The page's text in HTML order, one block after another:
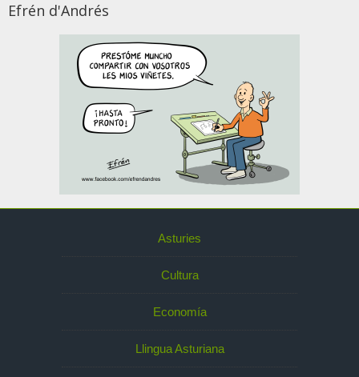
Efrén d'Andrés
Asturies
Cultura
Economía
Llingua Asturiana